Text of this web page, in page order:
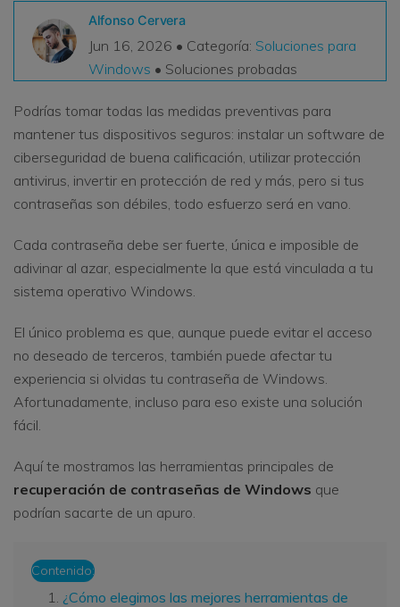
Recoverit Gratis
Recupera datos perdidos/eliminados gratis
Otros Productos
Repairit - Reparar Datos
UBackit - Respaldar Datos
search
Alfonso Cervera
Jun 16, 2026 • Categoría: Soluciones para
Windows • Soluciones probadas
Podrías tomar todas las medidas preventivas para
mantener tus dispositivos seguros: instalar un software de
ciberseguridad de buena calificación, utilizar protección
antivirus, invertir en protección de red y más, pero si tus
contraseñas son débiles, todo esfuerzo será en vano.
Cada contraseña debe ser fuerte, única e imposible de
adivinar al azar, especialmente la que está vinculada a tu
sistema operativo Windows.
El único problema es que, aunque puede evitar el acceso
no deseado de terceros, también puede afectar tu
experiencia si olvidas tu contraseña de Windows.
Afortunadamente, incluso para eso existe una solución
fácil.
Aquí te mostramos las herramientas principales de
recuperación de contraseñas de Windows que
podrían sacarte de un apuro.
Contenido:
¿Cómo elegimos las mejores herramientas de